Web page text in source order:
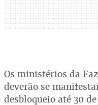
Os ministérios da
deverão se
desbloqueio até 30